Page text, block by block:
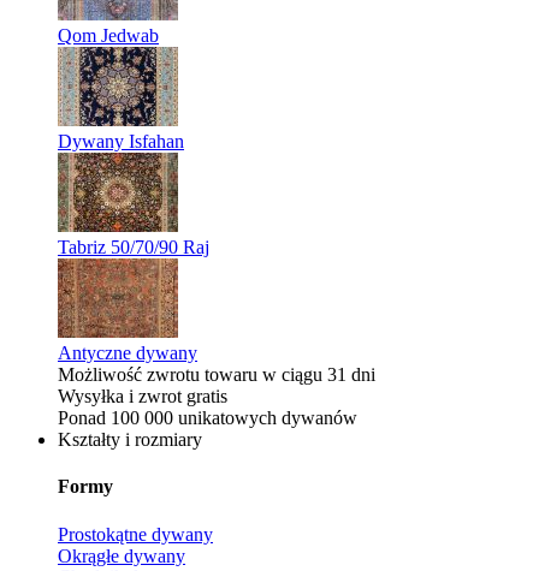
Qom Jedwab
Dywany Isfahan
Tabriz 50/70/90 Raj
Antyczne dywany
Możliwość zwrotu towaru w ciągu 31 dni
Wysyłka i zwrot gratis
Ponad 100 000 unikatowych dywanów
Kształty i rozmiary
Formy
Prostokątne dywany
Okrągłe dywany